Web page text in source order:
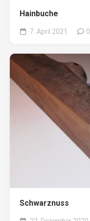
Hainbuche
7. April 2021 0
Schwarznuss